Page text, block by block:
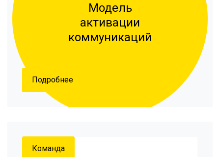
Модель
активации
коммуникаций
Подробнее
Команда